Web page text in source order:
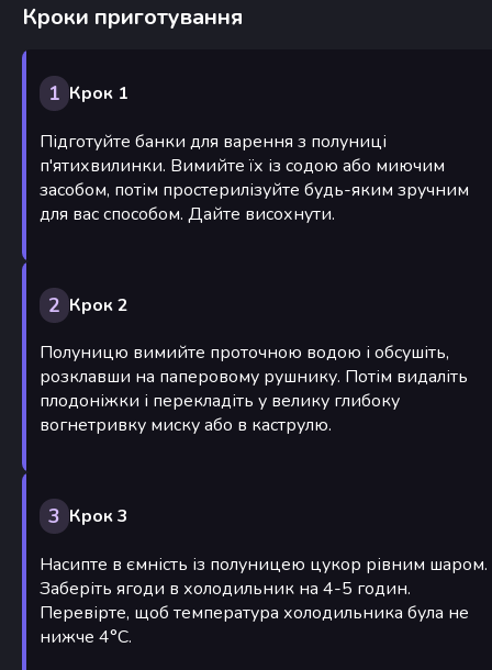
Кроки приготування
1 Крок 1
Підготуйте банки для варення з полуниці
п'ятихвилинки. Вимийте їх із содою або миючим
засобом, потім простерилізуйте будь-яким зручним
для вас способом. Дайте висохнути.
2 Крок 2
Полуницю вимийте проточною водою і обсушіть,
розклавши на паперовому рушнику. Потім видаліть
плодоніжки і перекладіть у велику глибоку
вогнетривку миску або в каструлю.
3 Крок 3
Насипте в ємність із полуницею цукор рівним шаром.
Заберіть ягоди в холодильник на 4-5 годин.
Перевірте, щоб температура холодильника була не
нижче 4°C.